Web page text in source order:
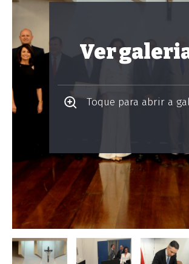
Ver
Toque para abrir a